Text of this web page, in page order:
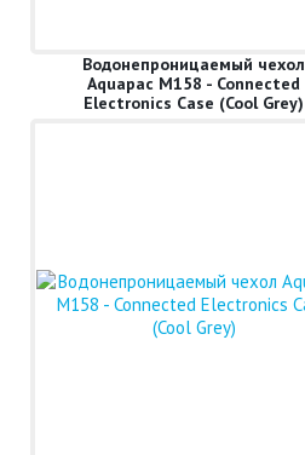
Водонепроницаемый чехол
Aquapac M158 - Connected
Electronics Case (Cool Grey)